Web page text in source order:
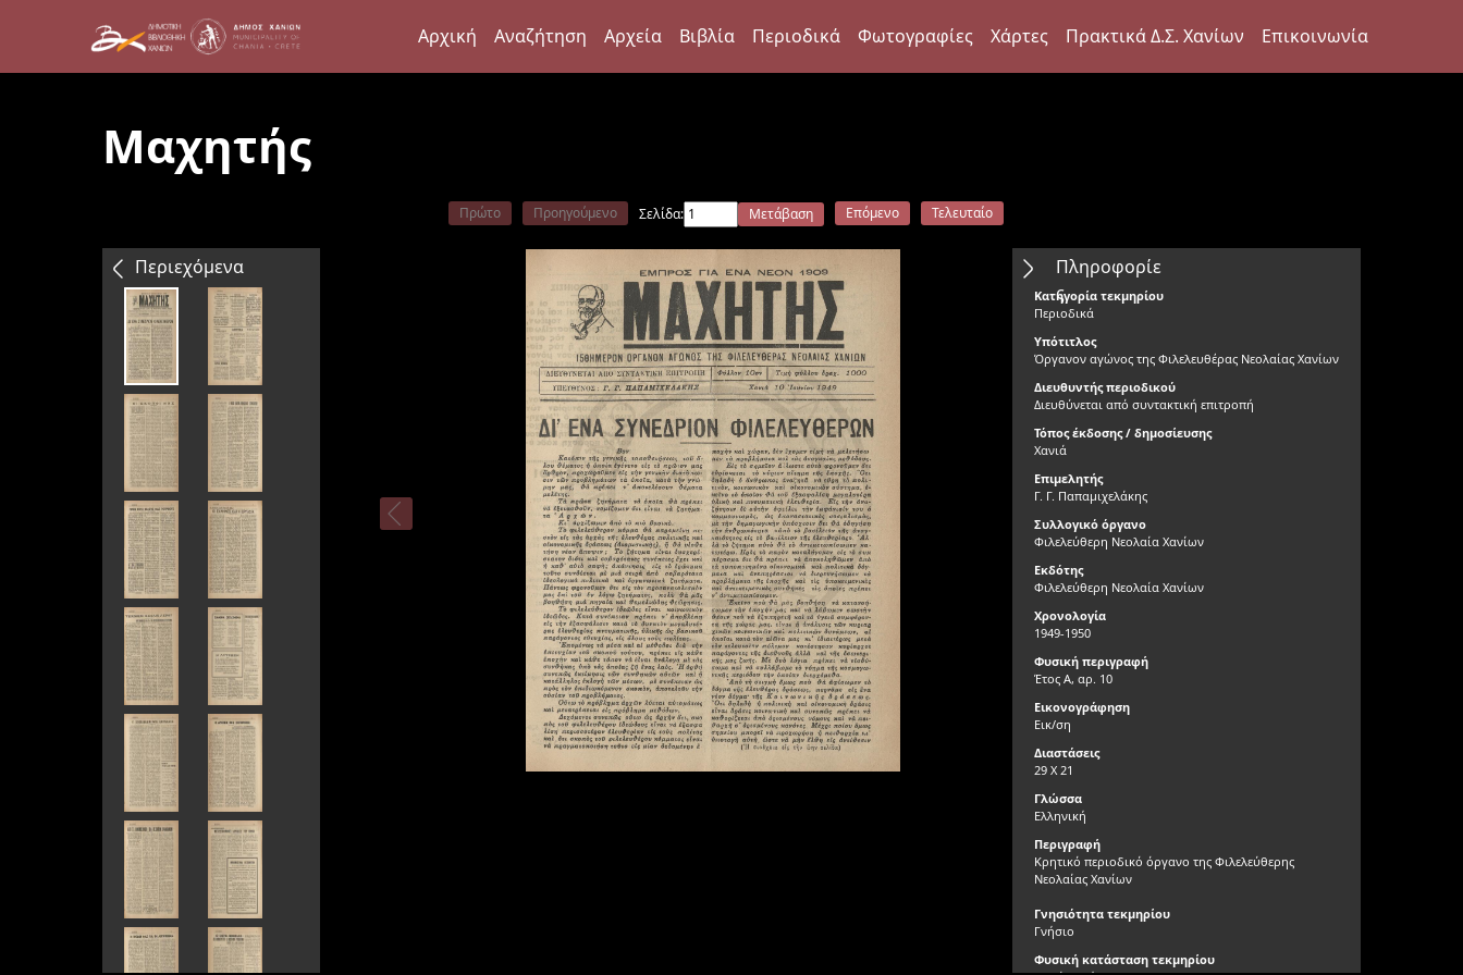
Αρχική Αναζήτηση Αρχεία Βιβλία Περιοδικά Φωτογραφίες Χάρτες Πρακτικά Δ.Σ. Χανίων Επικοινωνία
Μαχητής
Περιεχόμενα
Πρώτο Προηγούμενο Σελίδα: Μετάβαση Επόμενο Τελευταίο
Πληροφορίε
ς
Κατηγορία τεκμηρίου
Περιοδικά
Υπότιτλος
Όργανον αγώνος της Φιλελευθέρας Νεολαίας Χανίων
Διευθυντής περιοδικού
Διευθύνεται από συντακτική επιτροπή
Τόπος έκδοσης / δημοσίευσης
Χανιά
Επιμελητής
Γ. Γ. Παπαμιχελάκης
Συλλογικό όργανο
Φιλελεύθερη Νεολαία Χανίων
Εκδότης
Φιλελεύθερη Νεολαία Χανίων
Χρονολογία
1949-1950
Φυσική περιγραφή
Έτος Α, αρ. 10
Εικονογράφηση
Εικ/ση
Διαστάσεις
29 Χ 21
Γλώσσα
Ελληνική
Περιγραφή
Κρητικό περιοδικό όργανο της Φιλελεύθερης
Νεολαίας Χανίων
Γνησιότητα τεκμηρίου
Γνήσιο
Φυσική κατάσταση τεκμηρίου